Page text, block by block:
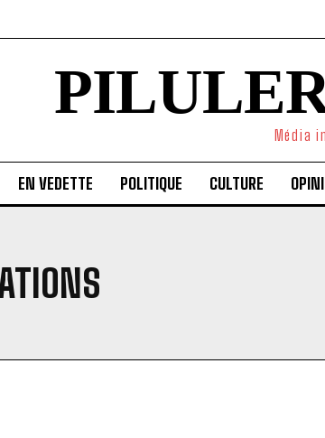
Média
EN VEDETTE POLITIQUE CULTURE